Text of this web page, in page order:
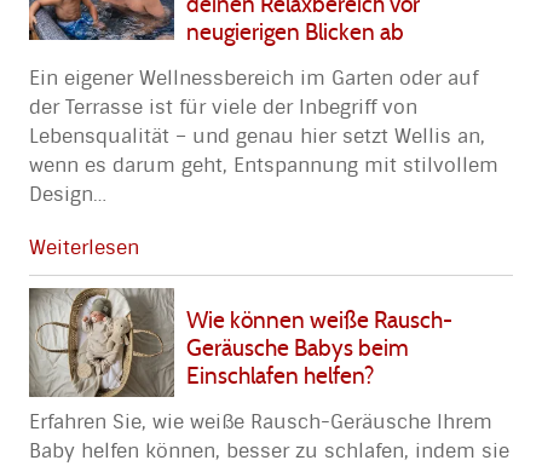
neugierigen Blicken ab
Ein eigener Wellnessbereich im Garten oder auf
der Terrasse ist für viele der Inbegriff von
Lebensqualität – und genau hier setzt Wellis an,
wenn es darum geht, Entspannung mit stilvollem
Design…
Weiterlesen
Wie können weiße Rausch-
Geräusche Babys beim
Einschlafen helfen?
Erfahren Sie, wie weiße Rausch-Geräusche Ihrem
Baby helfen können, besser zu schlafen, indem sie